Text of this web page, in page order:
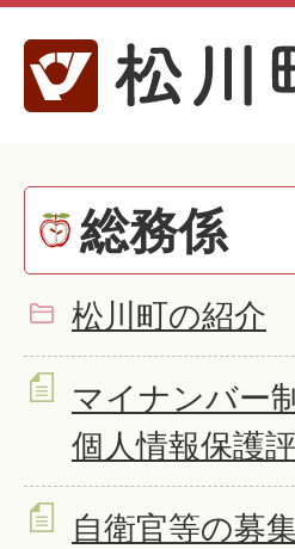
総務係
松川町の紹介
マイナンバー
個人情報保護
自衛官等の募